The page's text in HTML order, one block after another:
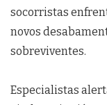
socorristas
novos
sobreviventes.
Especialistas